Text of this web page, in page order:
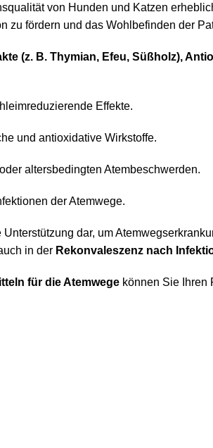
von Hunden und Katzen
zu fördern und das Wohlbefinden der
(z. B. Thymian, Efeu, Süßholz),
Effekte.
und antioxidative Wirkstoffe.
altersbedingten Atembeschwerden.
der Atemwege.
dar, um
in der Rekonvaleszenz nach
für die Atemwege können Sie Ihren